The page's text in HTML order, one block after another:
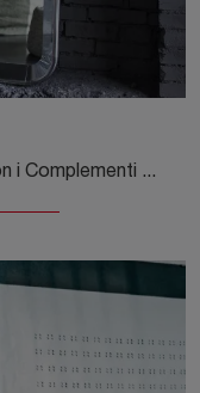
Desideri impreziosire i tuoi spazi con i Complementi Magis? Eccoti diversi modelli di specchi in metallo come Déjà-vu.